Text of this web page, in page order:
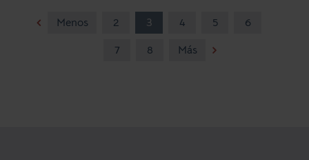
Menos 2 3 4 5 6
7 8 Más